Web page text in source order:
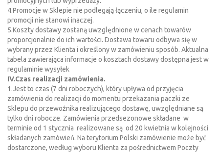
4.Promocje w Sklepie nie podlegają łączeniu, o ile regulamin
promocji nie stanowi inaczej.
5.Koszty dostawy zostaną uwzględnione w cenach towarów
proporcjonalnie do ich wartości. Dostawa towaru odbywa się w
wybrany przez Klienta i określony w zamówieniu sposób. Aktualna
tabela zawierająca informacje o kosztach dostawy dostępna jest w
regulaminie wysyłek
IV.Czas realizacji zamówienia.
1.Jest to czas (7 dni roboczych), który upływa od przyjęcia
zamówienia do realizacji do momentu przekazania paczki ze
Sklepu do przewoźnika realizującego dostawę, uwzględniane są
tylko dni robocze. Zamówienia przedsezonowe składane w
terminie od 1 stycznia realizowane są od 20 kwietnia w kolejności
składanych zamówień. Na terytorium Polski zamówienie może być
dostarczone, według wyboru Klienta za pośrednictwem Poczty